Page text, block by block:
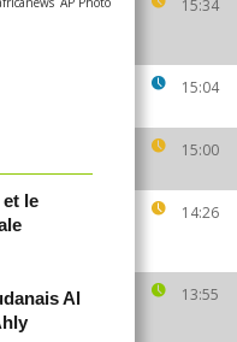
15:34
15:04
15:00
14:26
13:55
le
Al